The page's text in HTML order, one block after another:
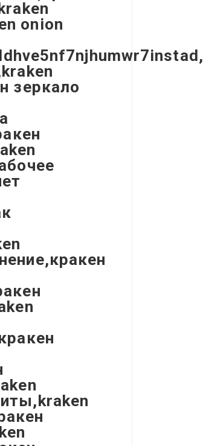
onion
зеркало